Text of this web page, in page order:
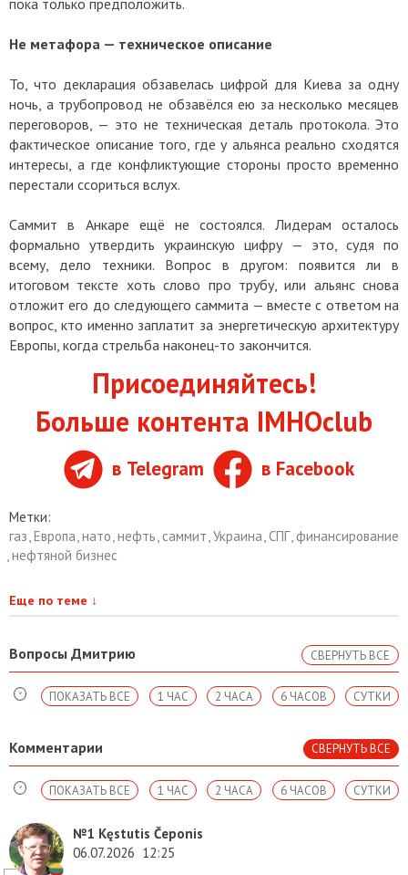
Не метафора — техническое описание
То, что декларация обзавелась цифрой для Киева за одну
ночь, а трубопровод не обзавёлся ею за несколько месяцев
переговоров, — это не техническая деталь протокола. Это
фактическое описание того, где у альянса реально сходятся
интересы, а где конфликтующие стороны просто временно
перестали ссориться вслух.
Саммит в Анкаре ещё не состоялся. Лидерам осталось
формально утвердить украинскую цифру — это, судя по
всему, дело техники. Вопрос в другом: появится ли в
итоговом тексте хоть слово про трубу, или альянс снова
отложит его до следующего саммита — вместе с ответом на
вопрос, кто именно заплатит за энергетическую архитектуру
Европы, когда стрельба наконец-то закончится.
Присоединяйтесь!
Больше контента IMHOclub
в Telegram в Facebook
Метки:
газ,Европа,нато,нефть, саммит,Украина,СПГ,финансирование
,нефтяной бизнес
Еще по теме ↓
Вопросы Дмитрию СВЕРНУТЬ ВСЕ
СУТКИ
6 ЧАСОВ
2 ЧАСА
1 ЧАС
ПОКАЗАТЬ ВСЕ
Комментарии СВЕРНУТЬ ВСЕ
СУТКИ
6 ЧАСОВ
2 ЧАСА
1 ЧАС
ПОКАЗАТЬ ВСЕ
№1 Kęstutis Čeponis
06.07.2026 12:25